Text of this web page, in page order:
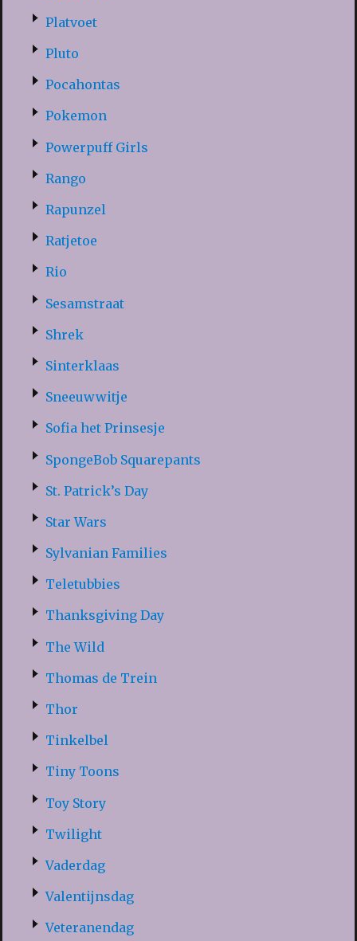
Platvoet
Pluto
Pocahontas
Pokemon
Powerpuff Girls
Rango
Rapunzel
Ratjetoe
Rio
Sesamstraat
Shrek
Sinterklaas
Sneeuwwitje
Sofia het Prinsesje
SpongeBob Squarepants
St. Patrick’s Day
Star Wars
Sylvanian Families
Teletubbies
Thanksgiving Day
The Wild
Thomas de Trein
Thor
Tinkelbel
Tiny Toons
Toy Story
Twilight
Vaderdag
Valentijnsdag
Veteranendag